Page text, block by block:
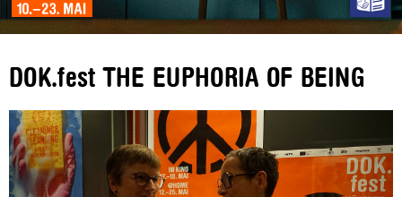
DOK.fest THE EUPHORIA OF BEING